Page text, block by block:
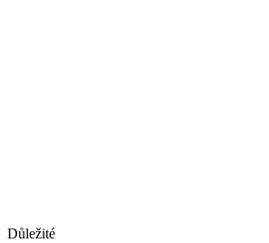
Důležité